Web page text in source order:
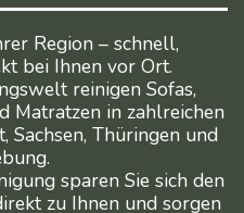
Region – schnell,
bei Ihnen vor Ort.
reinigen Sofas,
Matratzen in zahlreichen
Sachsen, Thüringen und
sparen Sie sich den
zu Ihnen und sorgen